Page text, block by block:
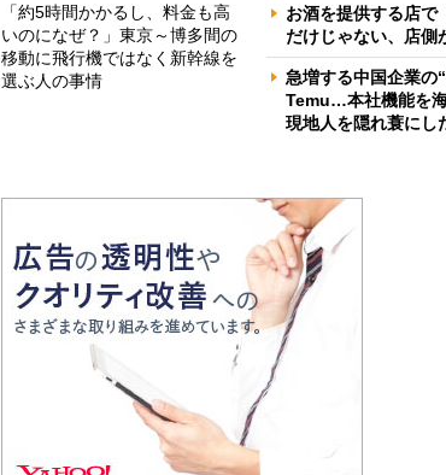
「約5時間かかるし、料金も高
いのになぜ？」東京～博多間の
移動に飛行機ではなく新幹線を
選ぶ人の事情
お酒を提供する店
だけじゃない、店側
急増する中国企業の
Temu…本社機能を
現地人を隠れ蓑にし